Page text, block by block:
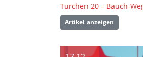
Türchen 20 – Bauch-
Artikel anzeigen